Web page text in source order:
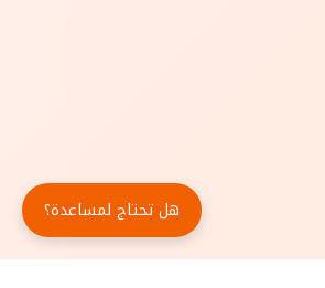
هل تحتاج لمساعدة؟